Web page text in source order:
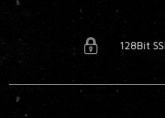
128Bit